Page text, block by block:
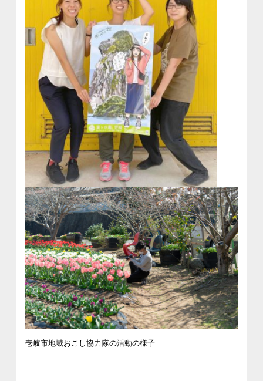
壱岐市地域おこし協力隊の活動の様子